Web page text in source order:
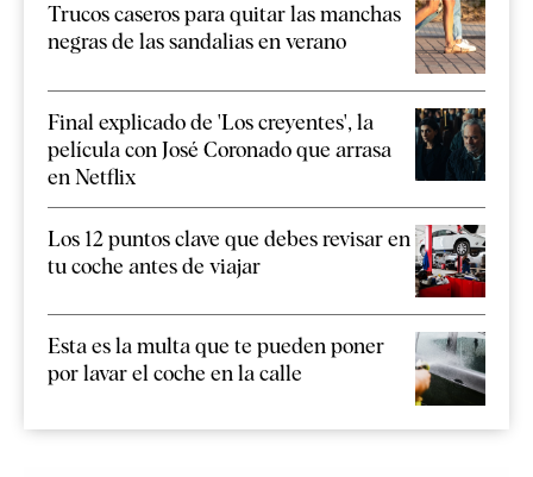
Trucos caseros para quitar las manchas
negras de las sandalias en verano
Final explicado de 'Los creyentes', la
película con José Coronado que arrasa
en Netflix
Los 12 puntos clave que debes revisar en
tu coche antes de viajar
Esta es la multa que te pueden poner
por lavar el coche en la calle